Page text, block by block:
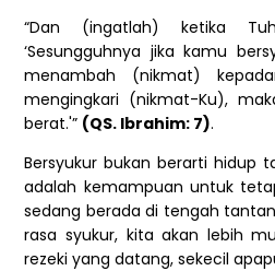
“Dan (ingatlah) ketika
‘Sesungguhnya jika kamu
menambah (nikmat)
mengingkari (nikmat-Ku),
berat.'” (QS. Ibrahim: 7).
Bersyukur bukan berarti hidup
adalah kemampuan untuk
sedang berada di tengah
rasa syukur, kita akan lebih
rezeki yang datang, sekecil